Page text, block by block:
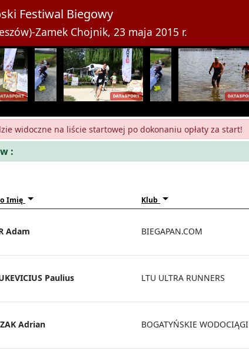
Festiwal Biegowy
Zamek Chojnik, 23 maja 2015 r.
widoczne na liście startowej po dokonaniu opłaty za start!
:
Imię Klub
Adam BIEGAPAN.COM
Paulius LTU ULTRA RUNNERS
Adrian BOGATYŃSKIE WODOCIĄGI